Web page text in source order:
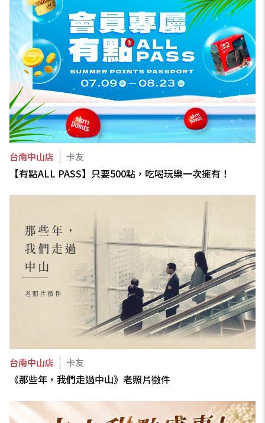
台南中山店 卡友
【有點ALL PASS】只要500點，吃喝玩樂一次擁有！
台南中山店 卡友
《那些年，我們走過中山》老照片徵件